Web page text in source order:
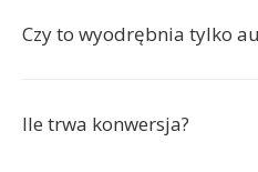
Czy to wyodrębnia tylko
Ile trwa konwersja?